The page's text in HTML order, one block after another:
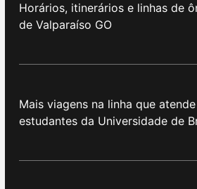
Horários, itinerários e linhas de
de Valparaíso GO
Mais viagens na linha que atende
estudantes da Universidade de